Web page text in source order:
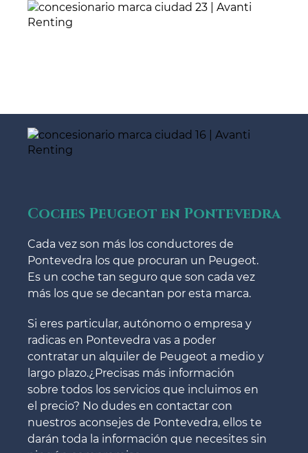
Coches Peugeot en Pontevedra
Cada vez son más los conductores de
Pontevedra los que procuran un Peugeot.
Es un coche tan seguro que son cada vez
más los que se decantan por esta marca.
Si eres particular, autónomo o empresa y
radicas en Pontevedra vas a poder
contratar un alquiler de Peugeot a medio y
largo plazo.¿Precisas más información
sobre todos los servicios que incluimos en
el precio? No dudes en contactar con
nuestros aconsejes de Pontevedra, ellos te
darán toda la información que necesites sin